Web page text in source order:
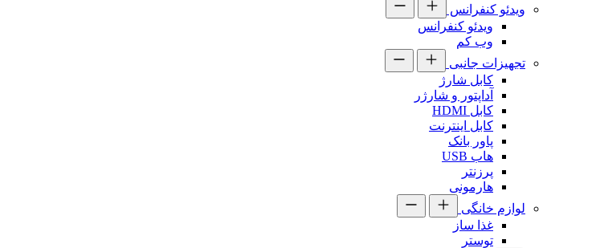
ویدئو کنفرانس
ویدئو کنفرانس
وب کم
تجهیزات جانبی
کابل شارژ
آداپتور و شارژر
کابل HDMI
کابل اینترنت
پاور بانک
هاب USB
پرزنتر
هارمونی
لوازم خانگی
غذا ساز
توستر